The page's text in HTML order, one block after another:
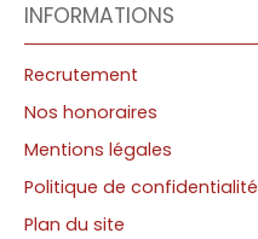
INFORMATIONS
Recrutement
Nos honoraires
Mentions légales
Politique de confidentialité
Plan du site